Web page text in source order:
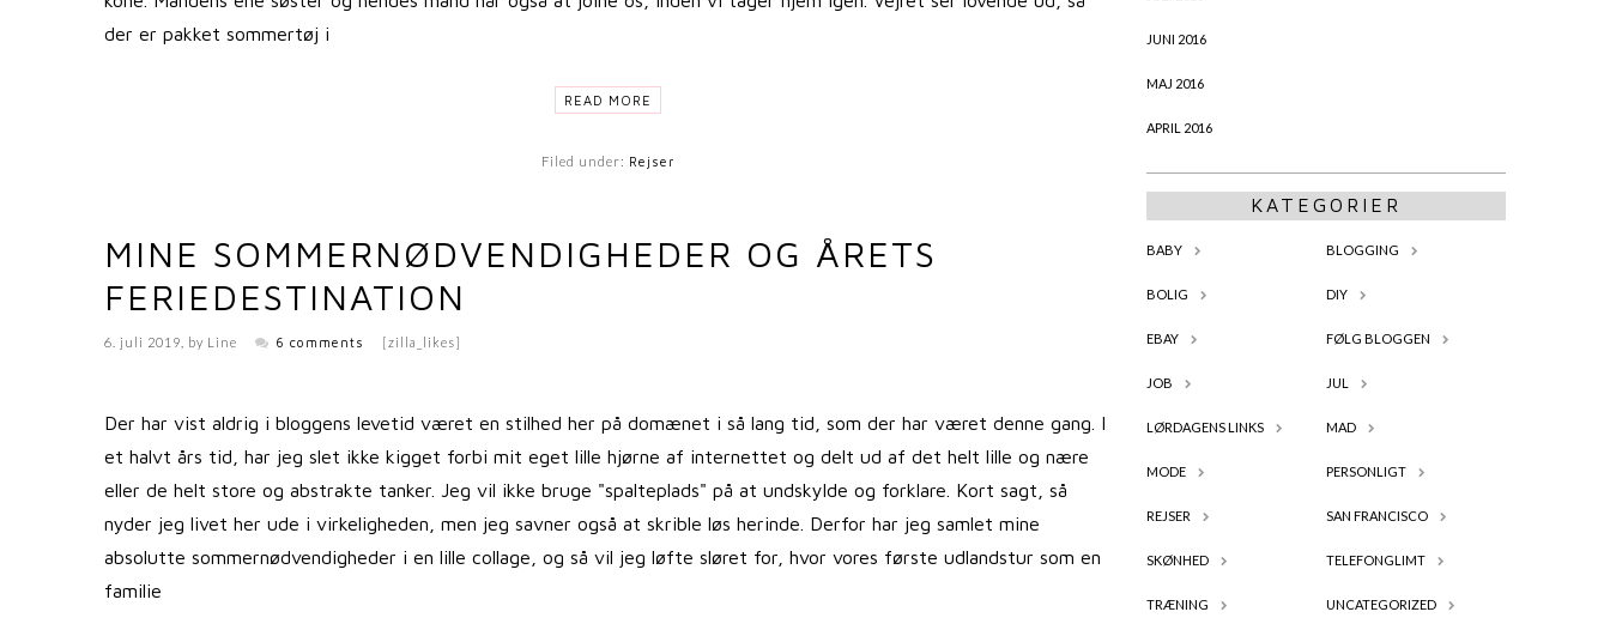
der er pakket sommertøj i
READ MORE
Filed under: Rejser
MINE SOMMERNØDVENDIGHEDER OG ÅRETS
FERIEDESTINATION
6. juli 2019 , by Line 6 comments [zilla_likes]
Der har vist aldrig i bloggens levetid været en stilhed her på domænet i så lang tid, som der har været denne gang. I
et halvt års tid, har jeg slet ikke kigget forbi mit eget lille hjørne af internettet og delt ud af det helt lille og nære
eller de helt store og abstrakte tanker. Jeg vil ikke bruge "spalteplads" på at undskylde og forklare. Kort sagt, så
nyder jeg livet her ude i virkeligheden, men jeg savner også at skrible løs herinde. Derfor har jeg samlet mine
absolutte sommernødvendigheder i en lille collage, og så vil jeg løfte sløret for, hvor vores første udlandstur som en
familie
JUNI 2016
MAJ 2016
APRIL 2016
KATEGORIER
BABY BLOGGING
BOLIG DIY
EBAY FØLG BLOGGEN
JOB JUL
LØRDAGENS LINKS MAD
MODE PERSONLIGT
REJSER SAN FRANCISCO
SKØNHED TELEFONGLIMT
TRÆNING UNCATEGORIZED